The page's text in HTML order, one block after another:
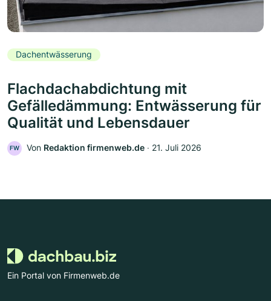
Dachentwässerung
Flachdachabdichtung mit
Gefälledämmung: Entwässerung für
Qualität und Lebensdauer
FW Von Redaktion firmenweb.de ‧ 21. Juli 2026
Ein Portal von Firmenweb.de